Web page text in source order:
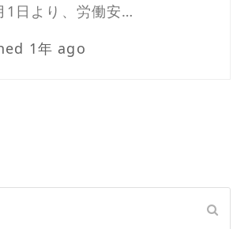
1日より、労働安…
1年 ago